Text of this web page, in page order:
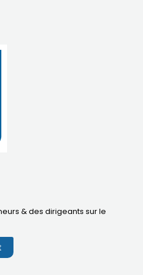
& des dirigeants sur le